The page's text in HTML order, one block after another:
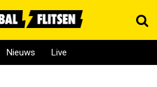
Nieuws Live